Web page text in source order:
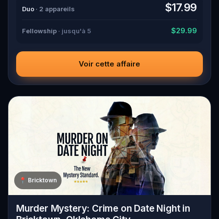
Duo · 2 appareils $17.99
Fellowship · jusqu'à 5 $29.99
Voir cette affaire
📍 Bricktown
Murder Mystery: Crime on Date Night in